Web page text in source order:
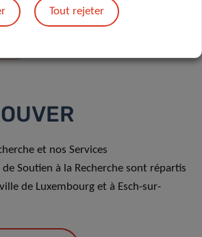
et nos Services
Soutien à la Recherche sont répartis
de Luxembourg et à Esch-sur-
Tout rejeter